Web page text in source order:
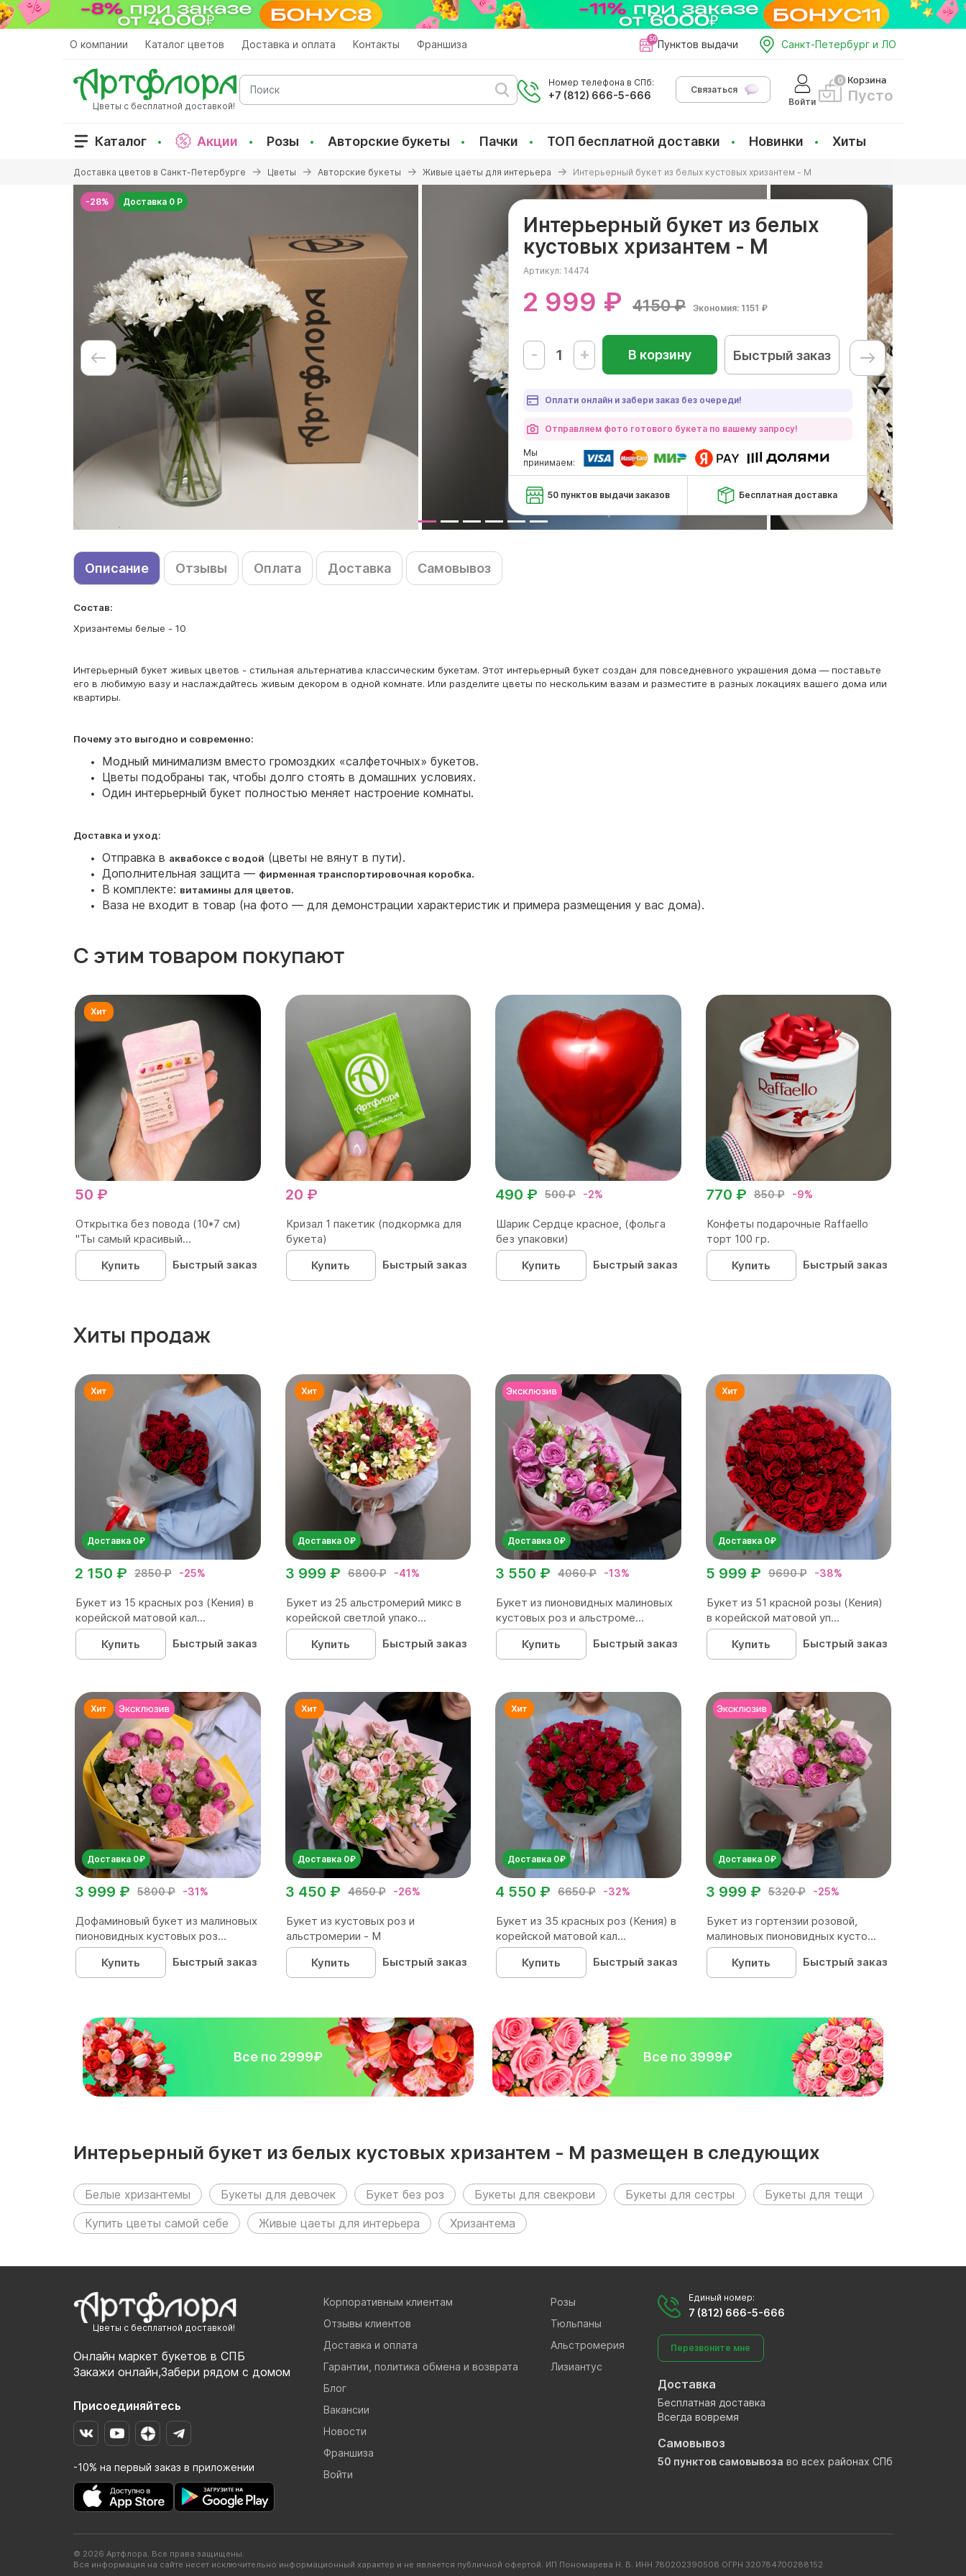
Перейти
к
О компании Каталог цветов Доставка и оплата Контакты Франшиза Пунктов выдачи Санкт-Петербург и ЛО
Цветы с бесплатной доставкой!
Поиск
Номер телефона в СПб:
+7 (812) 666-5-666
Связаться
Войти
Корзина
Пусто
Каталог Акции Розы Авторские букеты Пачки ТОП бесплатной доставки Новинки Хиты
здесь
Доставка цветов в Санкт-Петербурге Цветы Авторские букеты Живые цаеты для интерьера Интерьерный букет из белых кустовых хризантем - M
-28% Доставка 0 Р
Интерьерный букет из белых
кустовых хризантем - M
Артикул: 14474
2 999 ₽ 4150 ₽ Экономия: 1151 ₽
- + В корзину Быстрый заказ
Оплати онлайн и забери заказ без очереди!
Отправляем фото готового букета по вашему запросу!
Мы
принимаем:
50 пунктов выдачи заказов Бесплатная доставка
Описание Отзывы Оплата Доставка Самовывоз
Состав:
Хризантемы белые - 10
Интерьерный букет живых цветов - стильная альтернатива классическим букетам. Этот интерьерный букет создан для повседневного украшения дома — поставьте
его в любимую вазу и наслаждайтесь живым декором в одной комнате. Или разделите цветы по нескольким вазам и разместите в разных локациях вашего дома или
квартиры.
Почему это выгодно и современно:
Модный минимализм вместо громоздких «салфеточных» букетов.
Цветы подобраны так, чтобы долго стоять в домашних условиях.
Один интерьерный букет полностью меняет настроение комнаты.
Доставка и уход:
Отправка в аквабоксе с водой (цветы не вянут в пути).
Дополнительная защита — фирменная транспортировочная коробка.
В комплекте: витамины для цветов.
Ваза не входит в товар (на фото — для демонстрации характеристик и примера размещения у вас дома).
С этим товаром покупают
50 ₽
Открытка без повода (10*7 см)
"Ты самый красивый...
Купить
Быстрый заказ
20 ₽
Кризал 1 пакетик (подкормка для
букета)
Купить
Быстрый заказ
500 ₽ -2%
490 ₽
Шарик Сердце красное, (фольга
без упаковки)
Купить
Быстрый заказ
850 ₽ -9%
770 ₽
Конфеты подарочные Raffaello
торт 100 гр.
Купить
Быстрый заказ
Хиты продаж
Доставка 0₽
2850 ₽ -25%
2 150 ₽
Букет из 15 красных роз (Кения) в
корейской матовой кал...
Купить
Быстрый заказ
Доставка 0₽
6800 ₽ -41%
3 999 ₽
Букет из 25 альстромерий микс в
корейской светлой упако...
Купить
Быстрый заказ
Доставка 0₽
4060 ₽ -13%
3 550 ₽
Букет из пионовидных малиновых
кустовых роз и альстроме...
Купить
Быстрый заказ
Доставка 0₽
9690 ₽ -38%
5 999 ₽
Букет из 51 красной розы (Кения)
в корейской матовой уп...
Купить
Быстрый заказ
Доставка 0₽
5800 ₽ -31%
3 999 ₽
Дофаминовый букет из малиновых
пионовидных кустовых роз...
Купить
Быстрый заказ
Доставка 0₽
4650 ₽ -26%
3 450 ₽
Букет из кустовых роз и
альстромерии - М
Купить
Быстрый заказ
Доставка 0₽
6650 ₽ -32%
4 550 ₽
Букет из 35 красных роз (Кения) в
корейской матовой кал...
Купить
Быстрый заказ
Доставка 0₽
5320 ₽ -25%
3 999 ₽
Букет из гортензии розовой,
малиновых пионовидных кусто...
Купить
Быстрый заказ
Все по 2999₽ Все по 3999₽
Интерьерный букет из белых кустовых хризантем - M размещен в следующих
разделах:
Белые хризантемы Букеты для девочек Букет без роз Букеты для свекрови Букеты для сестры
Букеты для тещи
Купить цветы самой себе
Живые цаеты для интерьера Хризантема
Цветы с бесплатной доставкой!
Онлайн маркет букетов в СПБ
Закажи онлайн,Забери рядом с домом
Присоединяйтесь
-10% на первый заказ в приложении
Корпоративным клиентам
Отзывы клиентов
Доставка и оплата
Гарантии, политика обмена и возврата
Блог
Вакансии
Новости
Франшиза
Войти
Розы
Тюльпаны
Альстромерия
Лизиантус
Единый номер:
7 (812) 666-5-666
Перезвоните мне
Доставка
Бесплатная доставка
Всегда вовремя
Самовывоз
50 пунктов самовывоза во всех районах СПб
© 2026 Артфлора. Все права защищены.
Вся информация на сайте несет исключительно информационный характер и не является публичной офертой. ИП Пономарева Н. В. ИНН 780202390508 ОГРН 320784700288152